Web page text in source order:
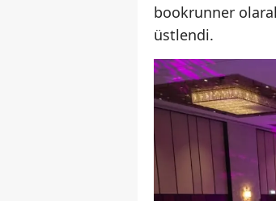
bookrunner
üstlendi.